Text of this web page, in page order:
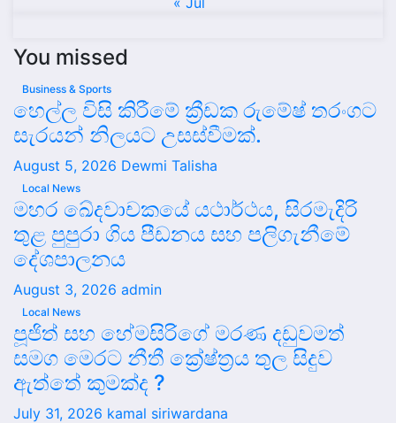
You missed
Business & Sports
හෙල්ල විසි කිරීමේ ක්‍රීඩක රුමේෂ් තරංගට
සැරයන් නිලයට උසස්වීමක්.
August 5, 2026 Dewmi Talisha
Local News
මහර ඛේදවාචකයේ යථාර්ථය, සිරමැදිරි
තුළ පුපුරා ගිය පීඩනය සහ පලිගැනීමේ
දේශපාලනය
August 3, 2026 admin
Local News
පූජිත් සහ හේමසිරිගේ මරණ දඩුවමත්
සමග මෙරට නීතී ක්‍රේෂ්ත්‍රය තුල සිදුව
ඇත්තේ කුමක්ද ?
July 31, 2026 kamal siriwardana